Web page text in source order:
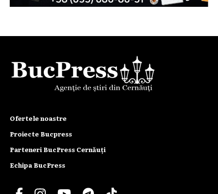
Ofertele noastre
Proiecte Bucpress
Parteneri BucPress Cernăuți
Echipa BucPress